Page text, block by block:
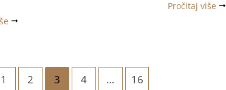
Karamelizovani
Pročitaj više
1 2 3 4 … 16